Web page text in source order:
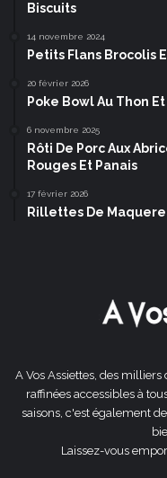
Biscuits
14 novembre 2024
Petits Flans Brocolis
20 février 2026
Poke Bowl Au Thon
6 novembre 2025
Rôti De Porc Aux
Rouges Et Panais
17 février 2026
Rillettes De
A Vos Assiettes, des
raffinées accessibles à
saisons, c'est également
Laissez-vous